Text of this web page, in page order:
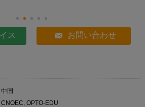
ス お問い合わせ
中国
CNOEC, OPTO-EDU